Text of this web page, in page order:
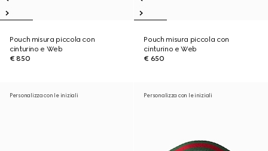
Pouch misura piccola con
cinturino e Web
€ 850
Pouch misura piccola con
cinturino e Web
€ 650
Personalizza con le iniziali Personalizza con le iniziali